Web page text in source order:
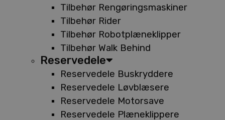
Tilbehør Rengøringsmaskiner
Tilbehør Rider
Tilbehør Robotplæneklipper
Tilbehør Walk Behind
Reservedele
Reservedele Buskryddere
Reservedele Løvblæsere
Reservedele Motorsave
Reservedele Plæneklippere